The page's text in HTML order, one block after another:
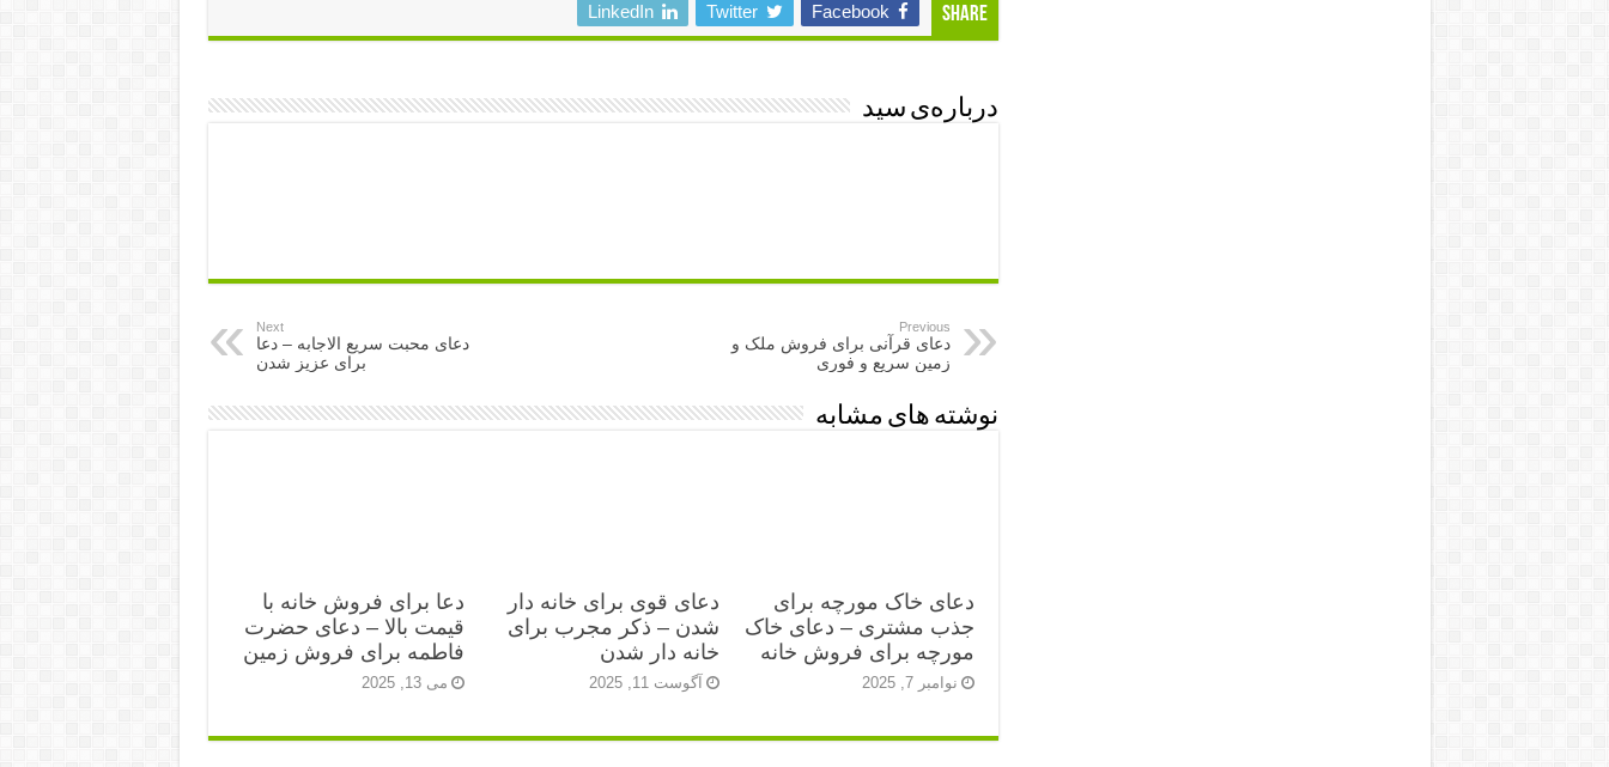
Share
Facebook
Twitter
LinkedIn
درباره‌ی سید
Previous
دعای قرآنی برای فروش ملک و
زمین سریع و فوری
Next
دعای محبت سریع الاجابه – دعا
برای عزیز شدن
نوشته های مشابه
دعای خاک مورچه برای
جذب مشتری – دعای خاک
مورچه برای فروش خانه
نوامبر 7, 2025
دعای قوی برای خانه دار
شدن – ذکر مجرب برای
خانه دار شدن
آگوست 11, 2025
دعا برای فروش خانه با
قیمت بالا – دعای حضرت
فاطمه برای فروش زمین
می 13, 2025